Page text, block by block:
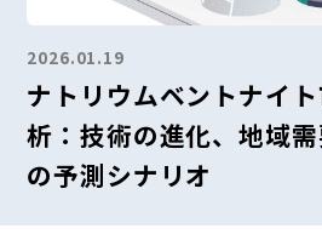
2026.01.19
ナトリウムベントナイ
析：技術の進化、地域
の予測シナリオ